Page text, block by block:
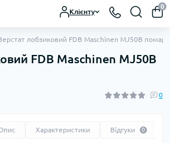
Клієнту
0
лобзиковий FDB Maschinen MJ50B
FDB Maschinen MJ50B
0
Характеристики Відгуки 0